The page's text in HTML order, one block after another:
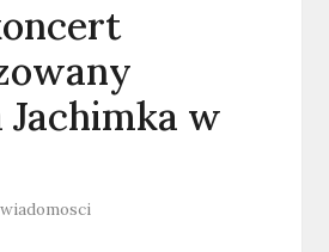
Jachimka w
wiadomosci